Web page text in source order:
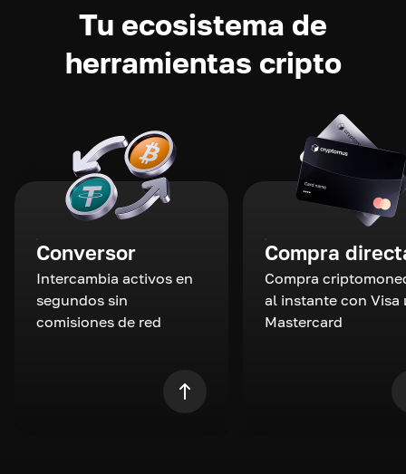
Tu ecosistema de
herramientas cripto
Conversor
Intercambia activos en
segundos sin
comisiones de red
Compra
Compra
al instante con Visa
Mastercard